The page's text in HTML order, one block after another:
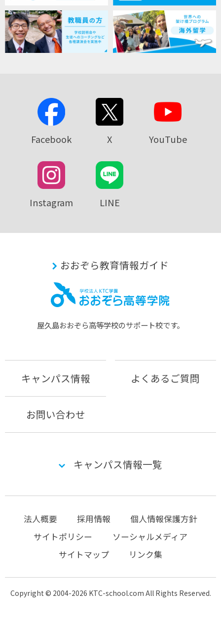
Facebook X YouTube
Instagram LINE
おおぞら教育情報ガイド
屋久島おおぞら⾼等学校のサポート校です。
キャンパス情報 よくあるご質問
お問い合わせ
キャンパス情報一覧
法人概要 採用情報
個人情報保護方針
サイトポリシー
ソーシャルメディア
サイトマップ
リンク集
Copyright © 2004-2026 KTC-school.com All Rights Reserved.